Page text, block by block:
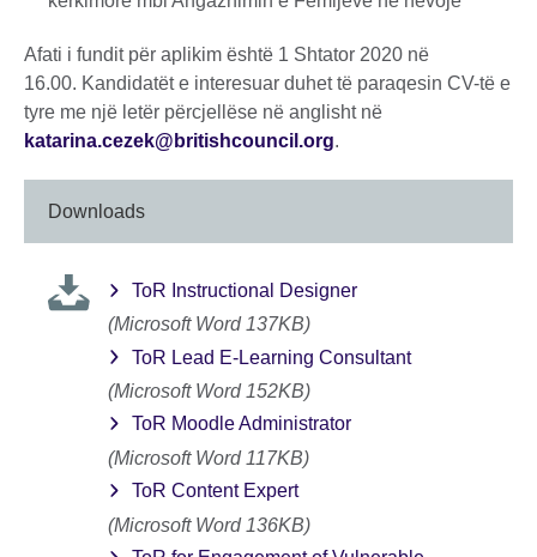
Afati i fundit për aplikim është 1 Shtator 2020 në
16.00. Kandidatët e interesuar duhet të paraqesin CV-të e
tyre me një letër përcjellëse në anglisht në
katarina.cezek@britishcouncil.org.
Downloads
ToR Instructional Designer
(Microsoft Word 137KB)
ToR Lead E-Learning Consultant
(Microsoft Word 152KB)
ToR Moodle Administrator
(Microsoft Word 117KB)
ToR Content Expert
(Microsoft Word 136KB)